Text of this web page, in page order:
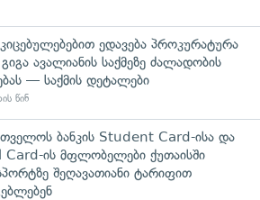
ედავება პროკურატურა
ავალიანის საქმეზე ძალადობის
— საქმის დეტალები
წინ
ბანკის Student Card-ისა და
Card-ის მფლობელები ქუთაისში
შეღავათიანი ტარიფით